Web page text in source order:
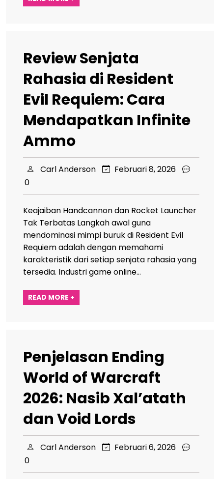
Review Senjata
Rahasia di Resident
Evil Requiem: Cara
Mendapatkan Infinite
Ammo
Carl Anderson
Februari 8, 2026
0
Keajaiban Handcannon dan Rocket Launcher
Tak Terbatas Langkah awal guna
mendominasi mimpi buruk di Resident Evil
Requiem adalah dengan memahami
karakteristik dari setiap senjata rahasia yang
tersedia. Industri game online…
READ MORE +
Penjelasan Ending
World of Warcraft
2026: Nasib Xal’atath
dan Void Lords
Carl Anderson
Februari 6, 2026
0